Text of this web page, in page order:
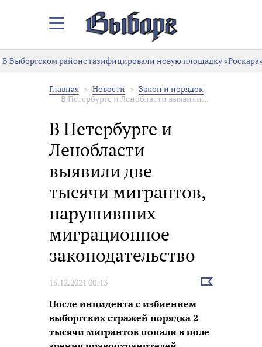
Закрыть/
меню
В Выборгском районе газифицировали новую площадку «Роскара»
Главная Новости
Закон и порядок
В Петербурге и Ленобласти выявили...
В Петербурге и
Ленобласти
выявили две
тысячи мигрантов,
нарушивших
миграционное
законодательство
15.12.2021 00:13
Выбрать
После инцидента с избиением
выборгских стражей порядка 2
тысячи мигрантов попали в поле